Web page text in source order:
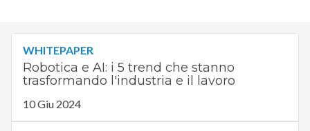
WHITEPAPER
Robotica e AI: i 5 trend che stanno
trasformando l'industria e il lavoro
10 Giu 2024